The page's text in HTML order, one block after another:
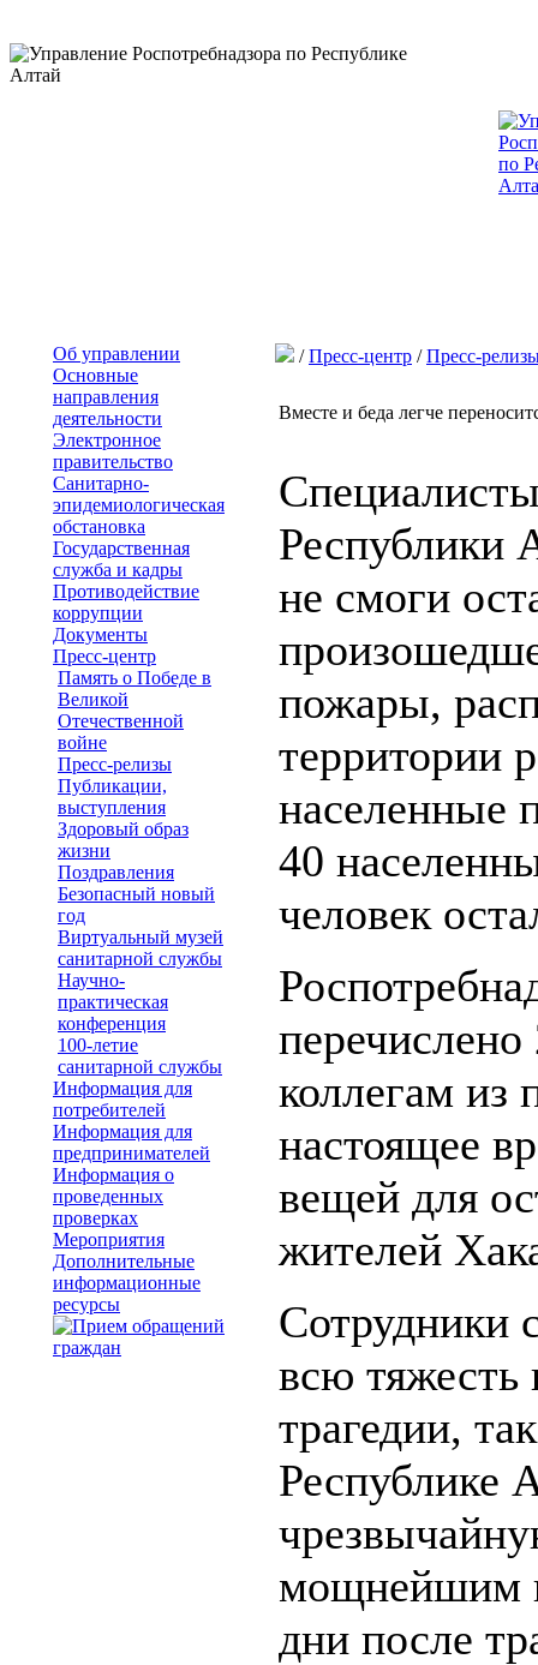
Об управлении
Основные
направления
деятельности
Электронное
правительство
Санитарно-
эпидемиологическая
обстановка
Государственная
служба и кадры
Противодействие
коррупции
Документы
Пресс-центр
Память о Победе в
Великой
Отечественной
войне
Пресс-релизы
Публикации,
выступления
Здоровый образ
жизни
Поздравления
Безопасный новый
год
Виртуальный музей
санитарной службы
Научно-
практическая
конференция
100-летие
санитарной службы
Информация для
потребителей
Информация для
предпринимателей
Информация о
проведенных
проверках
Мероприятия
Дополнительные
информационные
ресурсы
/Пресс-центр /Пресс-
Вместе и беда легче
Республики
не смоги
пожары,
территории
населенные
40
человек
коллегам из
настоящее
вещей для
жителей
Сотрудники
всю тяжесть
трагедии,
Республике
мощнейшим
дни после